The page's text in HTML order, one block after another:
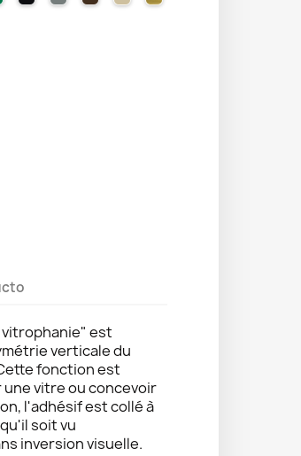
est
verticale du
fonction est
vitre ou concevoir
l'adhésif est collé à
soit vu
inversion visuelle.